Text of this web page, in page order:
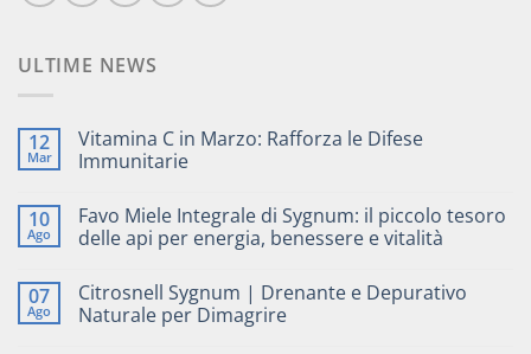
ULTIME NEWS
12
Mar
Vitamina C in Marzo: Rafforza le Difese
Immunitarie
10
Ago
Favo Miele Integrale di Sygnum: il piccolo tesoro
delle api per energia, benessere e vitalità
07
Ago
Citrosnell Sygnum | Drenante e Depurativo
Naturale per Dimagrire